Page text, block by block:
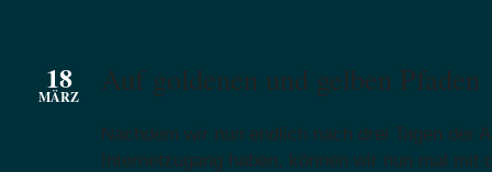
18
MÄRZ Auf goldenen und gelben Pfaden
Nachdem wir nun endlich nach drei Tagen der
Internetzugang haben, können wir nun mal mit